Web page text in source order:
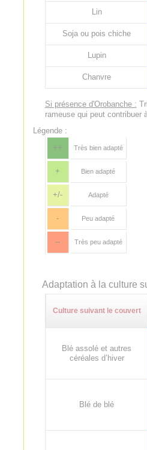
Lin
Soja ou pois chiche
Lupin
Chanvre
Si présence d'Orobanche :
rameuse qui peut contribuer
Légende :
++
Très bien adapté
+ Bien adapté
+/- Adapté
- Peu adapté
-- Très peu adapté
Adaptation à la culture
Culture suivant le couvert
Blé assolé et autres
céréales d’hiver
Blé de blé